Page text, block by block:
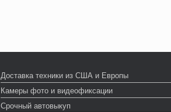
Доставка техники из США и Европы
Камеры фото и видеофиксации
Срочный автовыкуп